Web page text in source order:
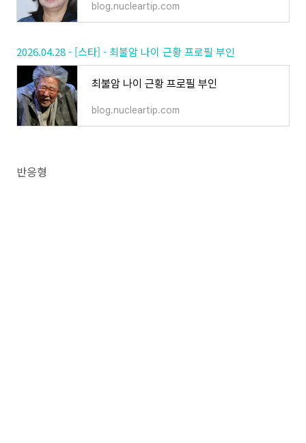
blog.nucleartip.com
2026.04.28 - [스타] - 최불암 나이 근황 프로필 부인
최불암 나이 근황 프로필 부인
blog.nucleartip.com
반응형